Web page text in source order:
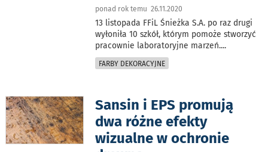
ponad rok temu 26.11.2020
13 listopada FFiL Śnieżka S.A. po raz drugi
wyłoniła 10 szkół, którym pomoże stworzyć
pracownie laboratoryjne marzeń....
FARBY DEKORACYJNE
Sansin i EPS promują
dwa różne efekty
wizualne w ochronie